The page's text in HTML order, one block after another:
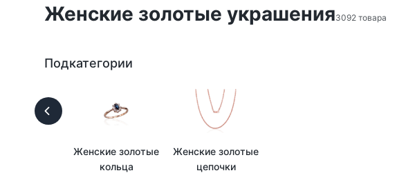
Женские золотые украшения3092 товара
Подкатегории
Женские золотые
кольца
Женские золотые
цепочки